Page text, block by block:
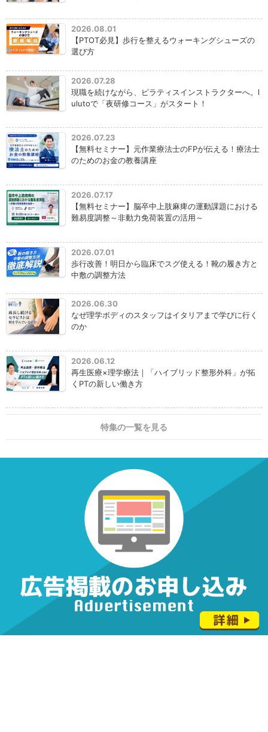
2026.08.01
【PTOT必見】歩行を整えるウォーキングシューズの
選び方
2026.07.28
現職を続けながら、ピラティスインストラクターへ。l
ulutoで「夜研修コース」がスタート！
2026.07.23
【無料セミナー】元作業療法士のFPが伝える！療法士
のためのお金の教養講座
2026.07.17
【無料セミナー】脳卒中上肢麻痺の運動課題における
難易度調整～非動力免荷装置の活用～
2026.07.01
歩行改善！明日から臨床でスグ使える！靴の履き方と
中敷の調整方法
2026.06.30
なぜ理学ボディのスタッフはイタリアまで学びに行く
のか
2026.06.12
再生医療×理学療法｜「ハイブリッド整形外科」が拓
くPTの新しい働き方
特集の一覧を見る